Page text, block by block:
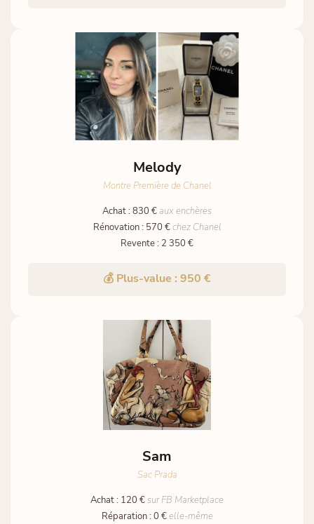
Melody
Montre Première de Chanel
Achat : 830 €aux enchères
Rénovation : 570 €chez Chanel
Revente : 2 350 €
💰 Plus-value : 950 €
Sam
Sac Prada
Achat : 120 € sur FB Marketplace
Réparation : 0 €elle-même